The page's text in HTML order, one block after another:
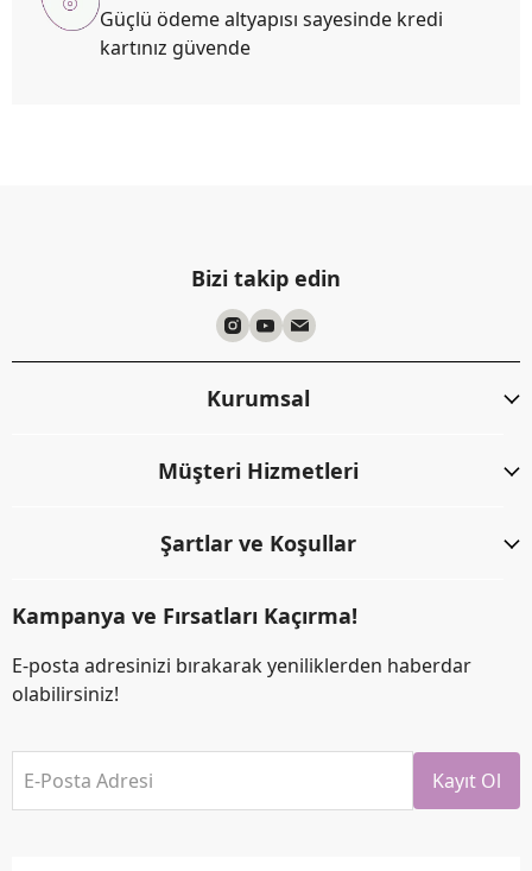
Güçlü ödeme altyapısı sayesinde kredi
kartınız güvende
Bizi takip edin
Kurumsal
Müşteri Hizmetleri
Şartlar ve Koşullar
Kampanya ve Fırsatları Kaçırma!
E-posta adresinizi bırakarak yeniliklerden haberdar
olabilirsiniz!
E-Posta Adresi Kayıt Ol